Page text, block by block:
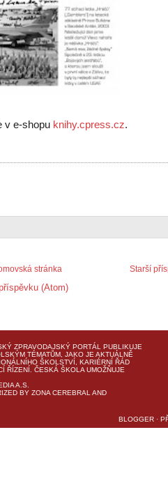
v e-shopu knihy.cpress.cz.
Starší
stránka
(Atom)
ZPRAVODAJSKÝ PORTÁL PUBLIKUJE
TÉMATŮM, JAKO JE AKTUÁLNĚ
ŠKOLSTVÍ, KARIÉRNÍ ŘÁD
ŘÍZENÍ. ČESKÁ ŠKOLA UMOŽŇUJE
A.S.
BY ZONA CEREBRAL AND
BLOGGER ·